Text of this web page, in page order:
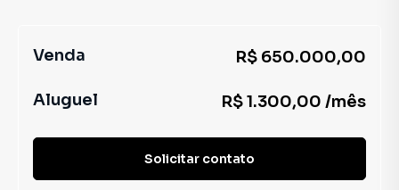
Venda R$ 650.000,00
Aluguel R$ 1.300,00 /mês
Solicitar contato